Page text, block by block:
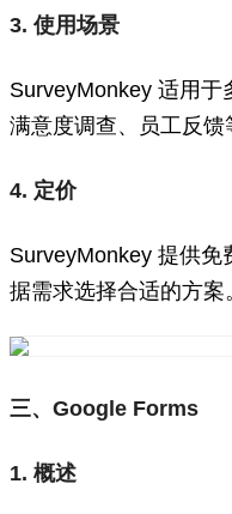
3. 使用场景
SurveyMonkey 适用于
满意度调查、员工反馈
4. 定价
SurveyMonkey 提供免
据需求选择合适的方案
三、Google Forms
1. 概述